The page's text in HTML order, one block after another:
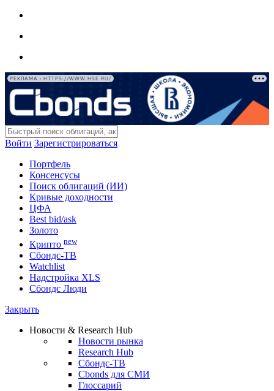
РЕКЛАМА • HTTPS://WWW.HSE.RU/
Войти Зарегистрироваться
Портфель
Консенсусы
Поиск облигаций (ИИ)
Кривые доходности
ЦФА
Best bid/ask
Золото
Крипто new
Сбондс-ТВ
Watchlist
Надстройка XLS
Сбондс Люди
Закрыть
Новости & Research Hub
Новости рынка
Research Hub
Сбондс-ТВ
Cbonds для СМИ
Глоссарий